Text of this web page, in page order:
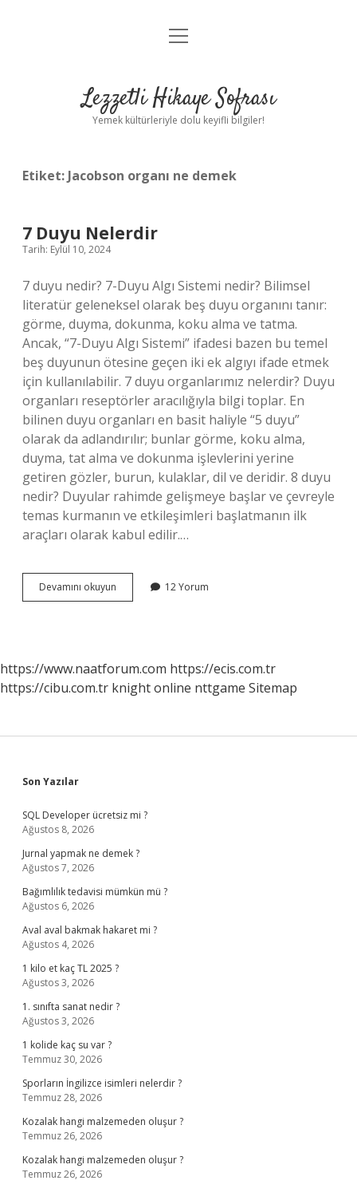
Anasayfa
Yasal Uyarı
menüyü
Lezzetli Hikaye Sofrası
Yemek kültürleriyle dolu keyifli bilgiler!
Etiket: Jacobson organı ne demek
7 Duyu Nelerdir
Tarih: Eylül 10, 2024
7 duyu nedir? 7-Duyu Algı Sistemi nedir? Bilimsel
literatür geleneksel olarak beş duyu organını tanır:
görme, duyma, dokunma, koku alma ve tatma.
Ancak, “7-Duyu Algı Sistemi” ifadesi bazen bu temel
beş duyunun ötesine geçen iki ek algıyı ifade etmek
için kullanılabilir. 7 duyu organlarımız nelerdir? Duyu
organları reseptörler aracılığıyla bilgi toplar. En
bilinen duyu organları en basit haliyle “5 duyu”
olarak da adlandırılır; bunlar görme, koku alma,
duyma, tat alma ve dokunma işlevlerini yerine
getiren gözler, burun, kulaklar, dil ve deridir. 8 duyu
nedir? Duyular rahimde gelişmeye başlar ve çevreyle
temas kurmanın ve etkileşimleri başlatmanın ilk
araçları olarak kabul edilir.…
Devamını okuyun
Duyu
12 Yorum
https://www.naatforum.com https://ecis.com.tr
https://cibu.com.tr knight online nttgame Sitemap
Sidebar
Son Yazılar
SQL Developer ücretsiz mi ?
Ağustos 8, 2026
Jurnal yapmak ne demek ?
Ağustos 7, 2026
Bağımlılık tedavisi mümkün mü ?
Ağustos 6, 2026
Aval aval bakmak hakaret mi ?
Ağustos 4, 2026
1 kilo et kaç TL 2025 ?
Ağustos 3, 2026
1. sınıfta sanat nedir ?
Ağustos 3, 2026
1 kolide kaç su var ?
Temmuz 30, 2026
Sporların İngilizce isimleri nelerdir ?
Temmuz 28, 2026
Kozalak hangi malzemeden oluşur ?
Temmuz 26, 2026
Kozalak hangi malzemeden oluşur ?
Temmuz 26, 2026